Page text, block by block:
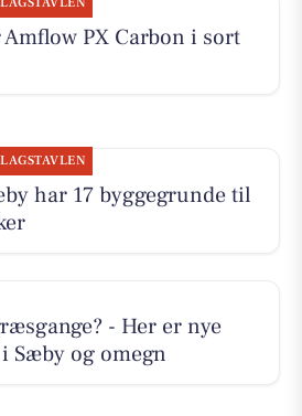
PX Carbon i sort
har 17 byggegrunde til
- Her er nye
Sæby og omegn